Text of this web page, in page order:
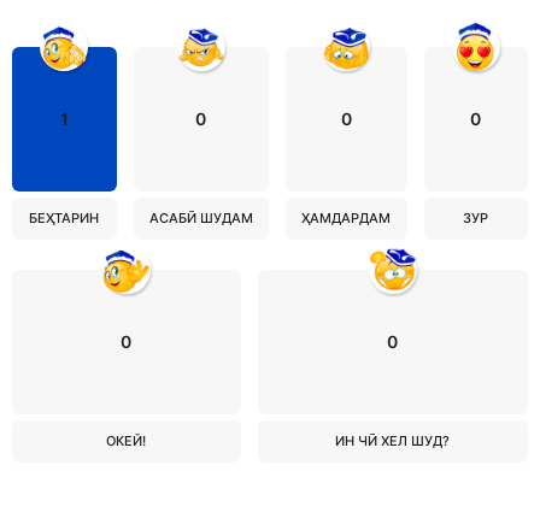
1
БЕҲТАРИН
0
АСАБӢ ШУДАМ
0
ҲАМДАРДАМ
0
ЗУР
0
ОКЕЙ!
0
ИН ЧӢ ХЕЛ ШУД?